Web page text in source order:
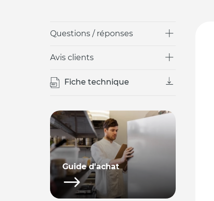
Questions / réponses
Avis clients
Fiche technique
Guide d'achat
Comment choisir une armoire
réfrigérée ?